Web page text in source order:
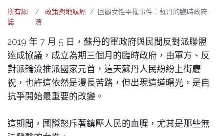
所有網
誌
政策與地緣經
濟
回顧女性平權事件：蘇丹的臨時政府及政策
2019 年 7 月 5 日，蘇丹的軍政府與民間反對派聯盟
達成協議，成立為期三個月的臨時政府，由軍方、反
對派輪流推派國家元首，這天蘇丹人民紛紛上街慶
祝，也許這依然是漫長苦路，但出現這道曙光，是自
抗爭開始最重要的改變。
這期間，國際怒斥著鎮壓人民的血腥，尤其是那些無